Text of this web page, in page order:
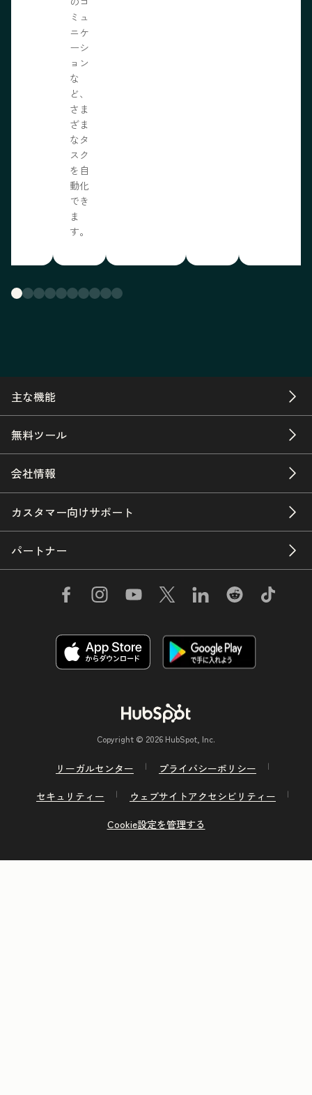
ミュ
ニケ
ーシ
ョン
な
ど、
さま
ざま
なタ
スク
を自
動化
でき
ま
す。
主な機能
無料ツール
会社情報
カスタマー向けサポート
パートナー
Copyright © 2026 HubSpot, Inc.
リーガルセンター
プライバシーポリシー
セキュリティー
ウェブサイトアクセシビリティー
Cookie設定を管理する